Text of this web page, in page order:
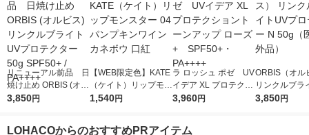
リニューアル前品 日
焼け止め ORBIS (オル
ビス) リンクルブライ
3,850円
【WEB限定色】KATE
（ケイト）リップモン
スター 04 パンプキン
1,540円
ラ ロッシュ ポゼ UV
イデア XL プロテクシ
ョントーンアップ ロ
3,960円
ORBIS（オル
リンクルブラ
プロテクター
3,850円
LOHACOからのおすすめPRアイテム